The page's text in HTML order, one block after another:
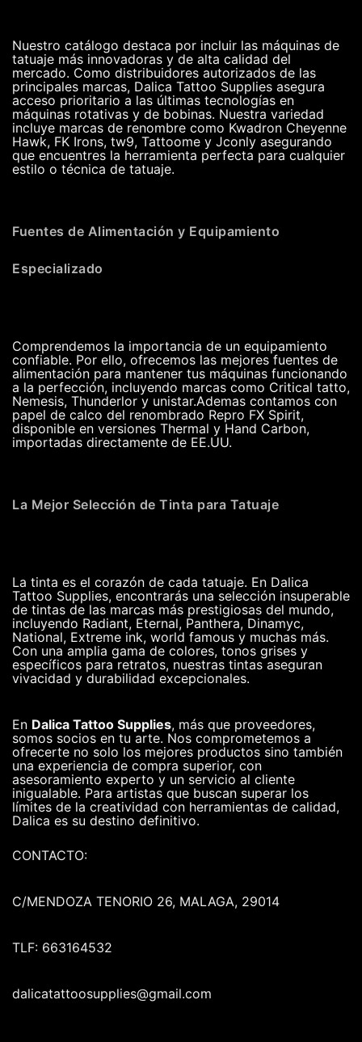
Nuestro catálogo destaca por incluir las máquinas de
tatuaje más innovadoras y de alta calidad del
mercado. Como distribuidores autorizados de las
principales marcas, Dalica Tattoo Supplies asegura
acceso prioritario a las últimas tecnologías en
máquinas rotativas y de bobinas. Nuestra variedad
incluye marcas de renombre como Kwadron Cheyenne
Hawk, FK Irons, tw9, Tattoome y Jconly asegurando
que encuentres la herramienta perfecta para cualquier
estilo o técnica de tatuaje.
Fuentes de Alimentación y Equipamiento
Especializado
Comprendemos la importancia de un equipamiento
confiable. Por ello, ofrecemos las mejores fuentes de
alimentación para mantener tus máquinas funcionando
a la perfección, incluyendo marcas como Critical tatto,
Nemesis, Thunderlor y unistar.Ademas contamos con
papel de calco del renombrado Repro FX Spirit,
disponible en versiones Thermal y Hand Carbon,
importadas directamente de EE.UU.
La Mejor Selección de Tinta para Tatuaje
La tinta es el corazón de cada tatuaje. En Dalica
Tattoo Supplies, encontrarás una selección insuperable
de tintas de las marcas más prestigiosas del mundo,
incluyendo Radiant, Eternal, Panthera, Dinamyc,
National, Extreme ink, world famous y muchas más.
Con una amplia gama de colores, tonos grises y
específicos para retratos, nuestras tintas aseguran
vivacidad y durabilidad excepcionales.
En Dalica Tattoo Supplies, más que proveedores,
somos socios en tu arte. Nos comprometemos a
ofrecerte no solo los mejores productos sino también
una experiencia de compra superior, con
asesoramiento experto y un servicio al cliente
inigualable. Para artistas que buscan superar los
límites de la creatividad con herramientas de calidad,
Dalica es su destino definitivo.
CONTACTO:
C/MENDOZA TENORIO 26, MALAGA, 29014
TLF: 663164532
dalicatattoosupplies@gmail.com